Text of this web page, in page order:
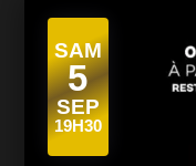
SAM
5
SEP
19H30